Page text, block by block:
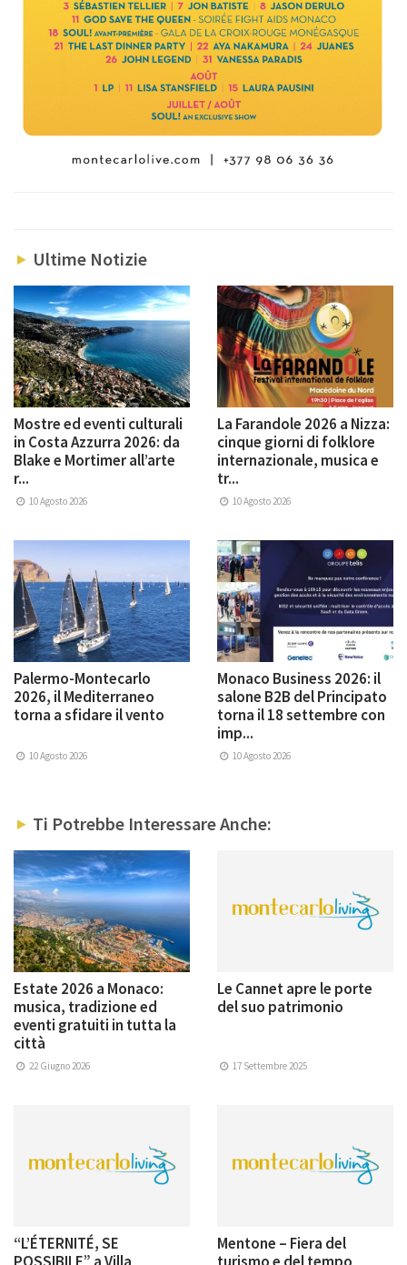
Ultime Notizie
Mostre ed eventi culturali
in Costa Azzurra 2026: da
Blake e Mortimer all’arte
r...
10 Agosto 2026
La Farandole 2026 a Nizza:
cinque giorni di folklore
internazionale, musica e
tr...
10 Agosto 2026
Palermo-Montecarlo
2026, il Mediterraneo
torna a sfidare il vento
10 Agosto 2026
Monaco Business 2026: il
salone B2B del Principato
torna il 18 settembre con
imp...
10 Agosto 2026
Ti Potrebbe Interessare Anche:
Estate 2026 a Monaco:
musica, tradizione ed
eventi gratuiti in tutta la
città
22 Giugno 2026
Le Cannet apre le porte
del suo patrimonio
17 Settembre 2025
“L’ÉTERNITÉ, SE
Mentone – Fiera del